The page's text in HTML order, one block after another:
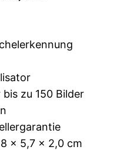
zu 150 Bilder
x 5,7 x 2,0 cm